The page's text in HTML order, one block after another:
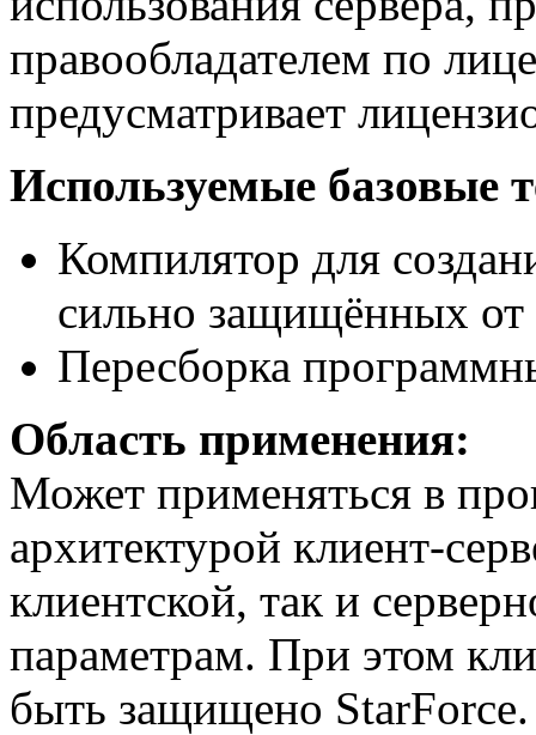
правообладателем по
предусматривает
Используемые базовые
Компилятор для
сильно защищённых
Пересборка
Область применения:
Может применяться в
архитектурой клиент-
клиентской, так и
параметрам. При этом
быть защищено StarForce.